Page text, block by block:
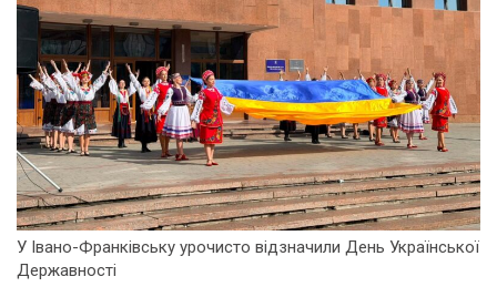
У Івано-Франківську урочисто відзначили День Української
Державності